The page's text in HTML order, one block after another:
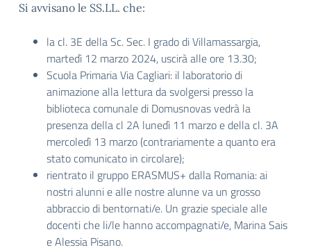
Si avvisano le SS.LL. che:
la cl. 3E della Sc. Sec. I grado di Villamassargia,
martedì 12 marzo 2024, uscirà alle ore 13.30;
Scuola Primaria Via Cagliari: il laboratorio di
animazione alla lettura da svolgersi presso la
biblioteca comunale di Domusnovas vedrà la
presenza della cl 2A lunedì 11 marzo e della cl. 3A
mercoledì 13 marzo (contrariamente a quanto era
stato comunicato in circolare);
rientrato il gruppo ERASMUS+ dalla Romania: ai
nostri alunni e alle nostre alunne va un grosso
abbraccio di bentornati/e. Un grazie speciale alle
docenti che li/le hanno accompagnati/e, Marina Sais
e Alessia Pisano.